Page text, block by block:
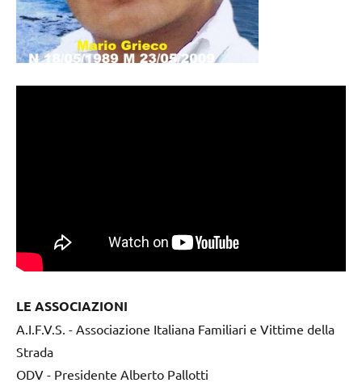
LE ASSOCIAZIONI
A.I.F.V.S. - Associazione Italiana Familiari e Vittime della
Strada
ODV - Presidente Alberto Pallotti